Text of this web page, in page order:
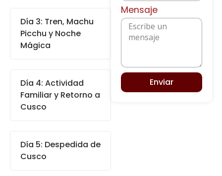
Día 3: Tren, Machu
Picchu y Noche
Mágica
Día 4: Actividad
Familiar y Retorno a
Cusco
Día 5: Despedida de
Cusco
Mensaje
Enviar